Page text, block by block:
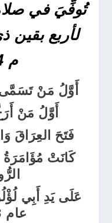
تُوفِّيَ في
لأربع بقين
م 644-11-3
أَوَّلُ مَنْ تَسَمَّى
أَوَّلُ مَنْ
فَتَحَ العِرَاقَ
كَانَتْ
عَلَى يَدِ أَبِي
عام 23هـ/م 644